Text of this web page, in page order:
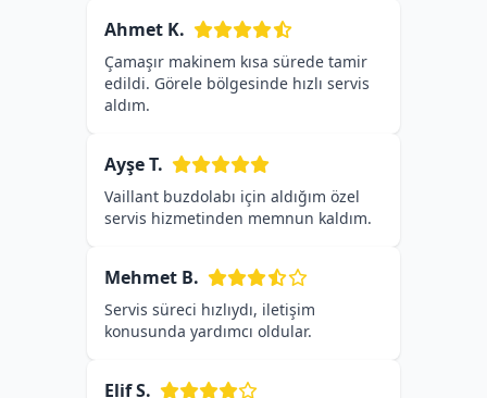
Ahmet K.
Çamaşır makinem kısa sürede tamir
edildi. Görele bölgesinde hızlı servis
aldım.
Ayşe T.
Vaillant buzdolabı için aldığım özel
servis hizmetinden memnun kaldım.
Mehmet B.
Servis süreci hızlıydı, iletişim
konusunda yardımcı oldular.
Elif S.